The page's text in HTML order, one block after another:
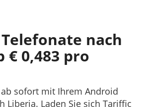
nach
€ 0,483 pro
sofort mit Ihrem Android
Liberia. Laden Sie sich Tariffic